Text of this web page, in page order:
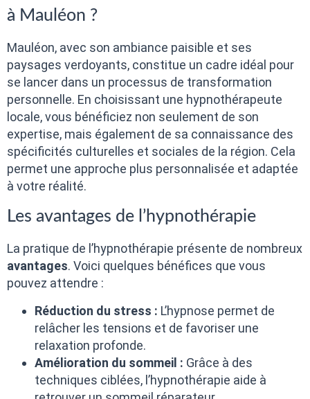
à Mauléon ?
Mauléon, avec son ambiance paisible et ses
paysages verdoyants, constitue un cadre idéal pour
se lancer dans un processus de transformation
personnelle. En choisissant une hypnothérapeute
locale, vous bénéficiez non seulement de son
expertise, mais également de sa connaissance des
spécificités culturelles et sociales de la région. Cela
permet une approche plus personnalisée et adaptée
à votre réalité.
Les avantages de l’hypnothérapie
La pratique de l’hypnothérapie présente de nombreux
avantages. Voici quelques bénéfices que vous
pouvez attendre :
Réduction du stress : L’hypnose permet de
relâcher les tensions et de favoriser une
relaxation profonde.
Amélioration du sommeil : Grâce à des
techniques ciblées, l’hypnothérapie aide à